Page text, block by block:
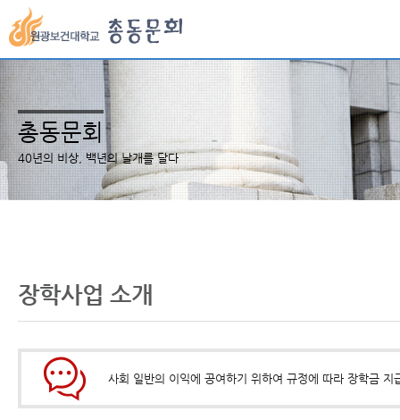
총동문회
40년의 비상, 백년의 날개를 달다
장학사업 소개
사회 일반의 이익에 공여하기 위하여 규정에 따라 장학금